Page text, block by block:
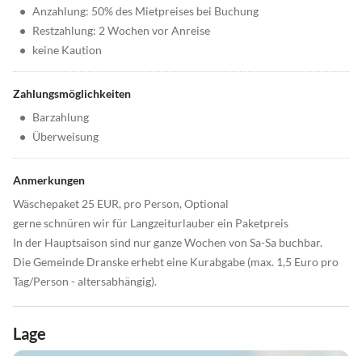
• Anzahlung: 50% des Mietpreises bei Buchung
• Restzahlung: 2 Wochen vor Anreise
• keine Kaution
Zahlungsmöglichkeiten
• Barzahlung
• Überweisung
Anmerkungen
Wäschepaket 25 EUR, pro Person, Optional
gerne schnüren wir für Langzeiturlauber ein Paketpreis
In der Hauptsaison sind nur ganze Wochen von Sa-Sa buchbar.
Die Gemeinde Dranske erhebt eine Kurabgabe (max. 1,5 Euro pro
Tag/Person - altersabhängig).
Lage